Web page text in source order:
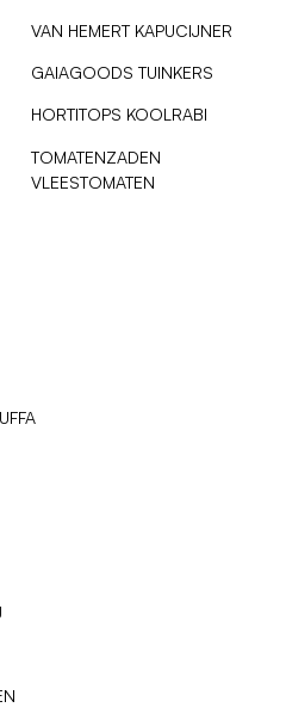
VAN HEMERT KAPUCIJNER
GAIAGOODS TUINKERS
HORTITOPS KOOLRABI
TOMATENZADEN
VLEESTOMATEN